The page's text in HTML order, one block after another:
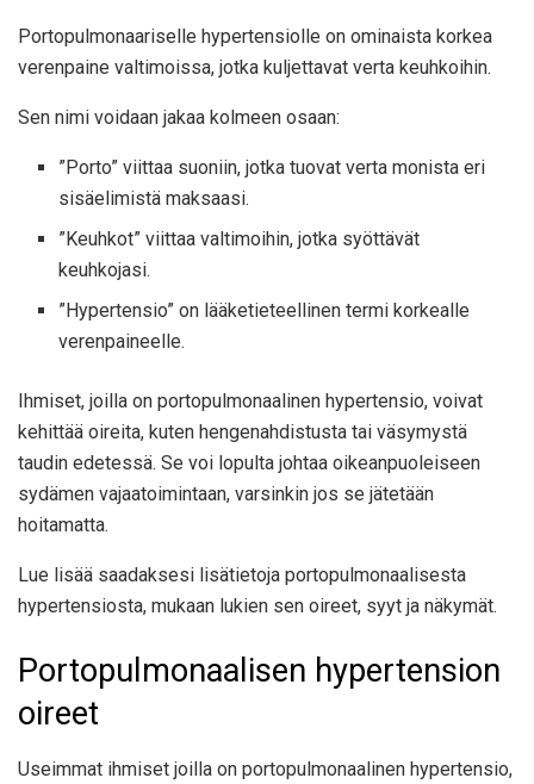
Portopulmonaariselle hypertensiolle on ominaista korkea
verenpaine valtimoissa, jotka kuljettavat verta keuhkoihin.
Sen nimi voidaan jakaa kolmeen osaan:
”Porto” viittaa suoniin, jotka tuovat verta monista eri
sisäelimistä maksaasi.
”Keuhkot” viittaa valtimoihin, jotka syöttävät
keuhkojasi.
”Hypertensio” on lääketieteellinen termi korkealle
verenpaineelle.
Ihmiset, joilla on portopulmonaalinen hypertensio, voivat
kehittää oireita, kuten hengenahdistusta tai väsymystä
taudin edetessä. Se voi lopulta johtaa oikeanpuoleiseen
sydämen vajaatoimintaan, varsinkin jos se jätetään
hoitamatta.
Lue lisää saadaksesi lisätietoja portopulmonaalisesta
hypertensiosta, mukaan lukien sen oireet, syyt ja näkymät.
Portopulmonaalisen hypertension
oireet
Useimmat ihmiset joilla on portopulmonaalinen hypertensio,